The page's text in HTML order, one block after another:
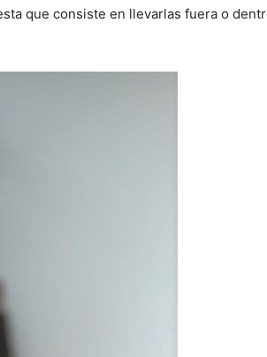
que consiste en llevarlas fuera o